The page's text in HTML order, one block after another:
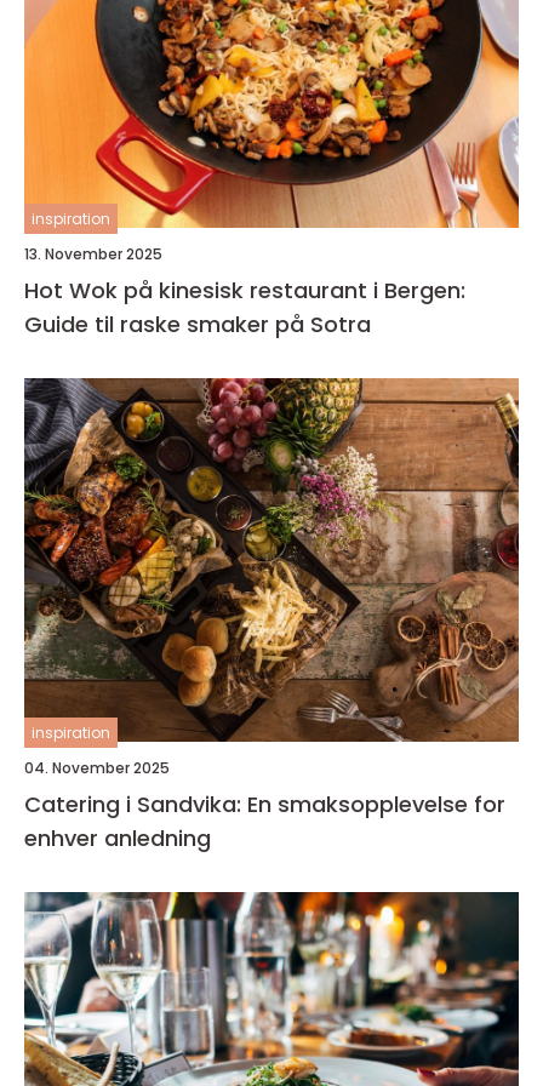
inspiration
13. November 2025
Hot Wok på kinesisk restaurant i Bergen:
Guide til raske smaker på Sotra
inspiration
04. November 2025
Catering i Sandvika: En smaksopplevelse for
enhver anledning